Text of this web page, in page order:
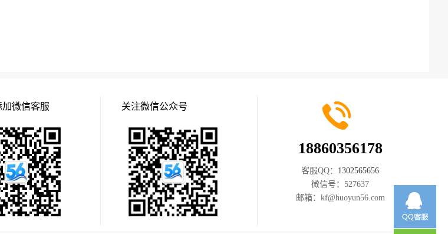
微信客服 关注微信公众号
18860356178
客服QQ： 1302565656
微信号： 527637
邮箱： kf@huoyun56.com